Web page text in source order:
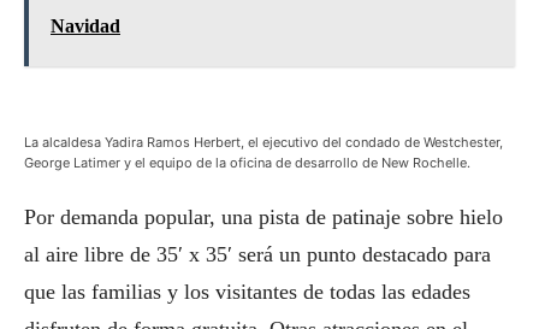
Navidad
La alcaldesa Yadira Ramos Herbert, el ejecutivo del condado de Westchester,
George Latimer y el equipo de la oficina de desarrollo de New Rochelle.
Por demanda popular, una pista de patinaje sobre hielo
al aire libre de 35′ x 35′ será un punto destacado para
que las familias y los visitantes de todas las edades